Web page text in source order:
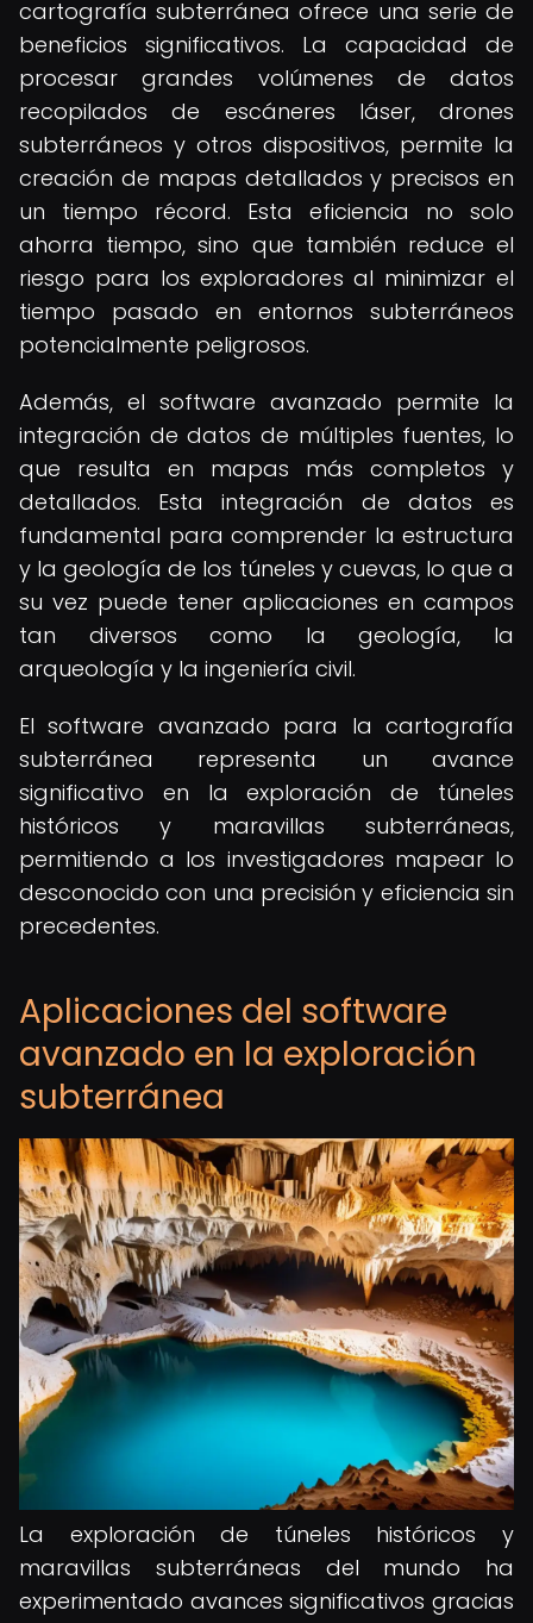
cartografía subterránea ofrece una serie de
beneficios significativos. La capacidad de
procesar grandes volúmenes de datos
recopilados de escáneres láser, drones
subterráneos y otros dispositivos, permite la
creación de mapas detallados y precisos en
un tiempo récord. Esta eficiencia no solo
ahorra tiempo, sino que también reduce el
riesgo para los exploradores al minimizar el
tiempo pasado en entornos subterráneos
potencialmente peligrosos.
Además, el software avanzado permite la
integración de datos de múltiples fuentes, lo
que resulta en mapas más completos y
detallados. Esta integración de datos es
fundamental para comprender la estructura
y la geología de los túneles y cuevas, lo que a
su vez puede tener aplicaciones en campos
tan diversos como la geología, la
arqueología y la ingeniería civil.
El software avanzado para la cartografía
subterránea representa un avance
significativo en la exploración de túneles
históricos y maravillas subterráneas,
permitiendo a los investigadores mapear lo
desconocido con una precisión y eficiencia sin
precedentes.
Aplicaciones del software
avanzado en la exploración
subterránea
La exploración de túneles históricos y
maravillas subterráneas del mundo ha
experimentado avances significativos gracias